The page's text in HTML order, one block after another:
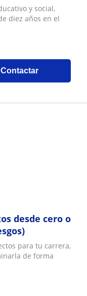
y social,
diez años en el
Contactar
desde cero o
para tu carrera,
de forma